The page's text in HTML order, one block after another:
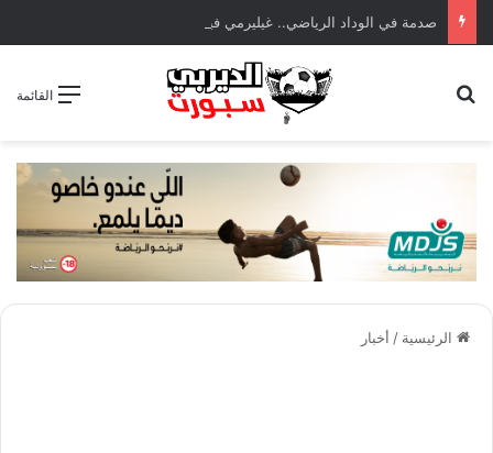
القائمة
الرئيسية / أخبار